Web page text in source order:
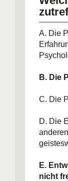
A. Die
B. Die
C. Die
D. Die
E.
nicht